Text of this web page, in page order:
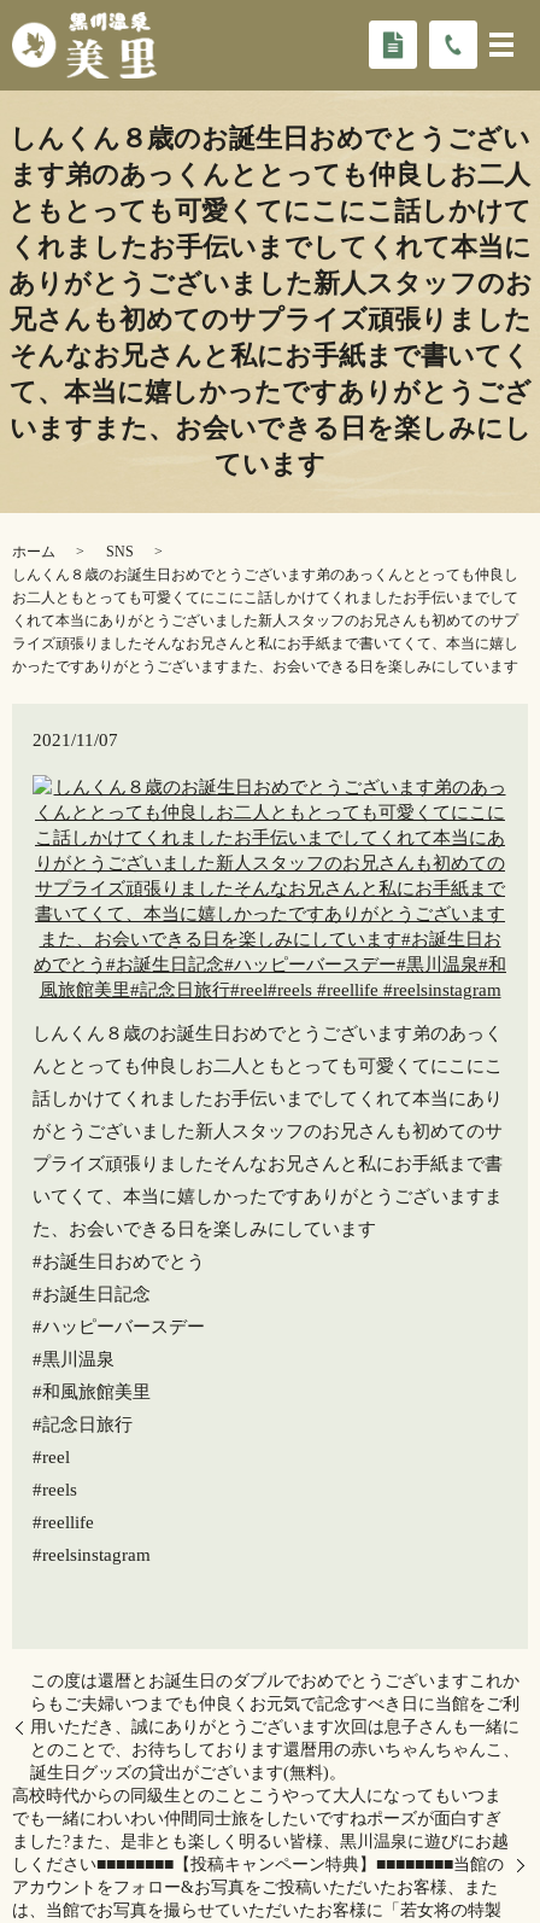
しんくん８歳のお誕生日おめでとうござい
ます弟のあっくんととっても仲良しお二人
ともとっても可愛くてにこにこ話しかけて
くれましたお手伝いまでしてくれて本当に
ありがとうございました新人スタッフのお
兄さんも初めてのサプライズ頑張りました
そんなお兄さんと私にお手紙まで書いてく
て、本当に嬉しかったですありがとうござ
いますまた、お会いできる日を楽しみにし
ています
ホーム
SNS
しんくん８歳のお誕生日おめでとうございます弟のあっくんととっても仲良し
お二人ともとっても可愛くてにこにこ話しかけてくれましたお手伝いまでして
くれて本当にありがとうございました新人スタッフのお兄さんも初めてのサプ
ライズ頑張りましたそんなお兄さんと私にお手紙まで書いてくて、本当に嬉し
かったですありがとうございますまた、お会いできる日を楽しみにしています
2021/11/07
しんくん８歳のお誕生日おめでとうございます弟のあっく
んととっても仲良しお二人ともとっても可愛くてにこにこ
話しかけてくれましたお手伝いまでしてくれて本当にあり
がとうございました新人スタッフのお兄さんも初めてのサ
プライズ頑張りましたそんなお兄さんと私にお手紙まで書
いてくて、本当に嬉しかったですありがとうございますま
た、お会いできる日を楽しみにしています
#お誕生日おめでとう
#お誕生日記念
#ハッピーバースデー
#黒川温泉
#和風旅館美里
#記念日旅行
#reel
#reels
#reellife
#reelsinstagram
この度は還暦とお誕生日のダブルでおめでとうございますこれか
らもご夫婦いつまでも仲良くお元気で記念すべき日に当館をご利
用いただき、誠にありがとうございます次回は息子さんも一緒に
とのことで、お待ちしております還暦用の赤いちゃんちゃんこ、
誕生日グッズの貸出がございます(無料)。
高校時代からの同級生とのことこうやって大人になってもいつま
でも一緒にわいわい仲間同士旅をしたいですねポーズが面白すぎ
ました?また、是非とも楽しく明るい皆様、黒川温泉に遊びにお越
しください️■■■■■■■■【投稿キャンペーン特典】■■■■■■■■当館の
アカウントをフォロー&お写真をご投稿いただいたお客様、また
は、当館でお写真を撮らせていただいたお客様に「若女将の特製